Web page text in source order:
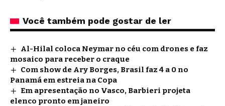
Você também pode gostar de ler
Al-Hilal coloca Neymar no céu com drones e faz
mosaico para receber o craque
Com show de Ary Borges, Brasil faz 4 a 0 no
Panamá em estreia na Copa
Em apresentação no Vasco, Barbieri projeta
elenco pronto em janeiro